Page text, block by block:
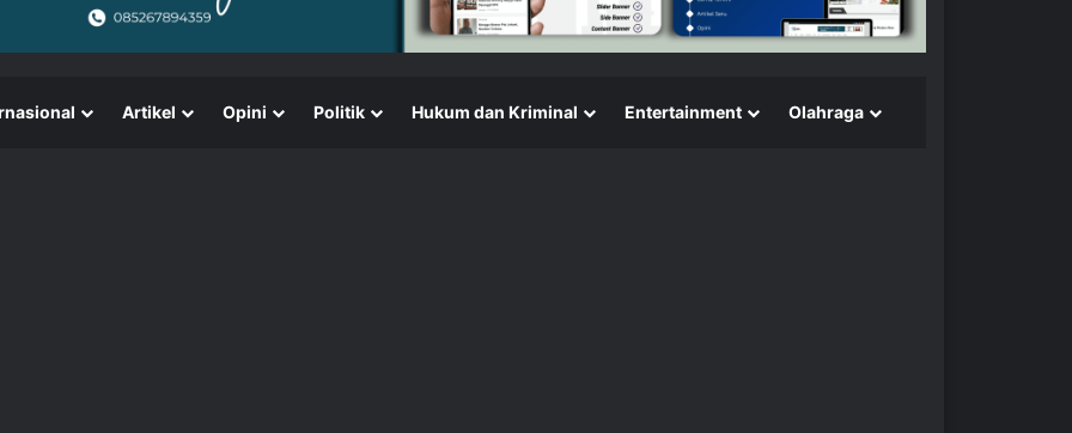
Artikel Opini Politik Hukum dan Kriminal Entertainment Olahraga